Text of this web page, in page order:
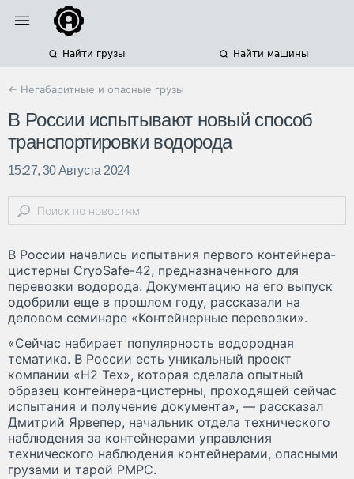
Найти грузы Найти машины
← Негабаритные и опасные грузы
В России испытывают новый способ
транспортировки водорода
15:27, 30 Августа 2024
В России начались испытания первого контейнера-
цистерны CryoSafe-42, предназначенного для
перевозки водорода. Документацию на его выпуск
одобрили еще в прошлом году, рассказали на
деловом семинаре «Контейнерные перевозки».
«Сейчас набирает популярность водородная
тематика. В России есть уникальный проект
компании «Н2 Тех», которая сделала опытный
образец контейнера-цистерны, проходящей сейчас
испытания и получение документа», — рассказал
Дмитрий Ярвепер, начальник отдела технического
наблюдения за контейнерами управления
технического наблюдения контейнерами, опасными
грузами и тарой РМРС.